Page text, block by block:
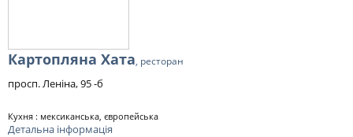
Картопляна Хата, ресторан
просп. Леніна, 95 -б
Кухня : мексиканська, європейська
Детальна інформація